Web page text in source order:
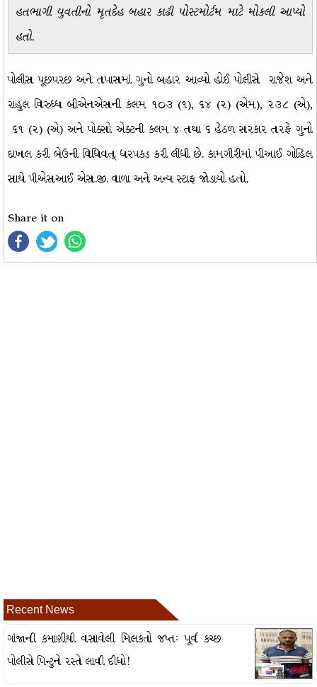
હતભાગી યુવતીનો મૃતદેહ બહાર કાઢી પોસ્ટમોર્ટમ માટે મોકલી આપ્યો
હતો.
પોલીસ પૂછપરછ અને તપાસમાં ગુનો બહાર આવ્યો હોઈ પોલીસે રાજેશ અને
રાહુલ વિરુધ્ધ બીએનએસની કલમ ૧૦૩ (૧), ૬૪ (૨) (એમ), ૨૩૮ (એ),
૬૧ (૨) (એ) અને પોક્સો એક્ટની કલમ ૪ તથા ૬ હેઠળ સરકાર તરફે ગુનો
દાખલ કરી બેઉની વિધિવત્ ધરપકડ કરી લીધી છે. કામગીરીમાં પીઆઈ ગોહિલ
સાથે પીએસઆઈ એસ.જી. વાળા અને અન્ય સ્ટાફ જોડાયો હતો.
Share it on
Recent News
ગાંજાની કમાણીથી વસાવેલી મિલકતો જપ્તઃ પૂર્વ કચ્છ
પોલીસે પિન્ટુને રસ્તે લાવી દીધો!